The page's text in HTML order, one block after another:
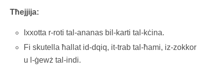
Tħejjija:
Ixxotta r-roti tal-ananas bil-karti tal-kċina.
Fi skutella ħallat id-dqiq, it-trab tal-ħami, iz-zokkor
u l-ġewż tal-indi.